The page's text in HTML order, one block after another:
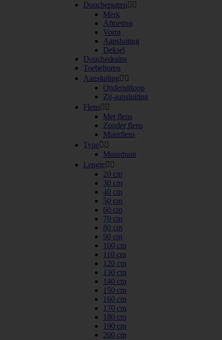
Doucheputten 
Merk
Afmeting
Vorm
Aansluiting
Deksel
Douchedrains
Toebehoren
Aansluiting 
Onderuitloop
Zij-aansluiting
Flens 
Met flens
Zonder flens
Muurflens
Type 
Muurdrain
Lengte 
20 cm
30 cm
40 cm
50 cm
60 cm
70 cm
80 cm
90 cm
100 cm
110 cm
120 cm
130 cm
140 cm
150 cm
160 cm
170 cm
180 cm
190 cm
200 cm